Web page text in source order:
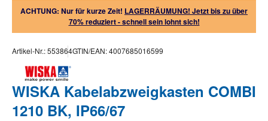
ACHTUNG: Nur für kurze Zeit! LAGERRÄUMUNG! Jetzt bis zu über
70% reduziert - schnell sein lohnt sich!
Artikel-Nr.:553864GTIN/EAN:4007685016599
WISKA Kabelabzweigkasten COMBI
1210 BK, IP66/67